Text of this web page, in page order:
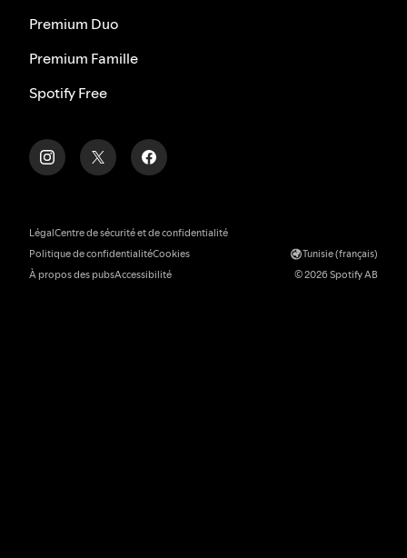
Premium Duo
Premium Famille
Spotify Free
LégalCentre de sécurité et de confidentialité
Politique de confidentialitéCookies
À propos des pubsAccessibilité
Tunisie (français)
© 2026 Spotify AB